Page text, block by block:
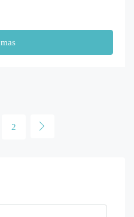
2